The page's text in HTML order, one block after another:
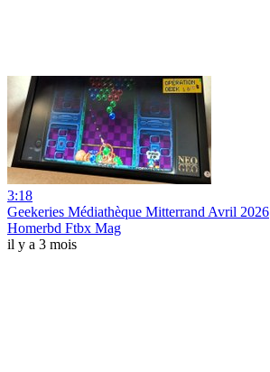
3:18
Geekeries Médiathèque Mitterrand Avril 2026
Homerbd Ftbx Mag
il y a 3 mois